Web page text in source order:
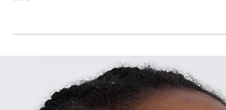
droits LGBT +
L’héritage de Magnus Hirschfeld, icône gay,
pionnier de la sexologie moderne et des droits